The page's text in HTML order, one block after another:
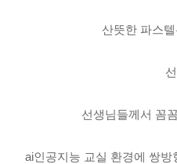
산뜻한 파스
선생님들께서 꼼
ai인공지능 교실 환경에 쌍